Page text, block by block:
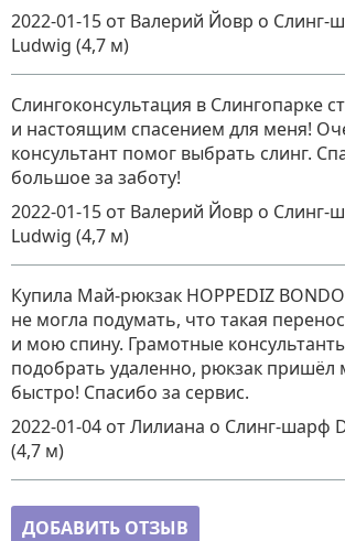
2022-01-15 от Валерий Йовр о Слинг-
Ludwig (4,7 м)
Слингоконсультация в Слингопарке
и настоящим спасением для меня!
консультант помог выбрать слинг.
большое за заботу!
2022-01-15 от Валерий Йовр о Слинг-
Ludwig (4,7 м)
Купила Май-рюкзак HOPPEDIZ
не могла подумать, что такая
и мою спину. Грамотные
подобрать удаленно, рюкзак пришёл
быстро! Спасибо за сервис.
2022-01-04 от Лилиана о Слинг-шарф
(4,7 м)
ДОБАВИТЬ ОТЗЫВ